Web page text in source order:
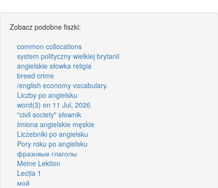
Zobacz podobne fiszki:
common collocations
system polityczny wielkiej brytanii
angielskie słowka religia
breed crime
/english economy vocabulary.
Liczby po angielsku
word(3) on 11 Jul, 2026
"civil society" słownik
Imiona angielskie męskie
Liczebniki po angielsku
Pory roku po angielsku
фразовые глаголы
Meine Lektion
Lecția 1
мой